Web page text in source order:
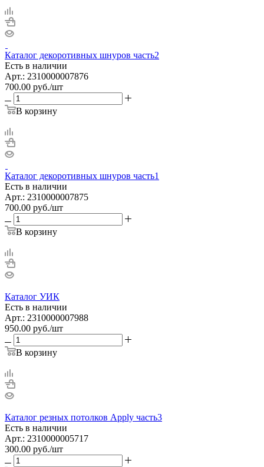
Каталог декоротивных шнуров часть2
Есть в наличии
Арт.: 2310000007876
700.00 руб./шт
В корзину
Каталог декоротивных шнуров часть1
Есть в наличии
Арт.: 2310000007875
700.00 руб./шт
В корзину
Каталог УИК
Есть в наличии
Арт.: 2310000007988
950.00 руб./шт
В корзину
Каталог резных потолков Apply часть3
Есть в наличии
Арт.: 2310000005717
300.00 руб./шт